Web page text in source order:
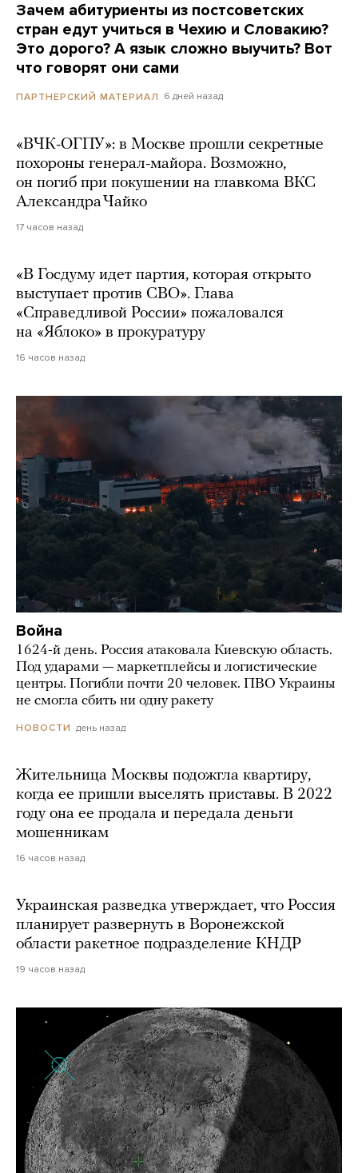
Зачем абитуриенты из постсоветских
стран едут учиться в Чехию и Словакию?
Это дорого? А язык сложно выучить? Вот
что говорят они сами
ПАРТНЕРСКИЙ МАТЕРИАЛ 6 дней назад
«ВЧК-ОГПУ»: в Москве прошли секретные
похороны генерал-майора. Возможно,
он погиб при покушении на главкома ВКС
Александра Чайко
17 часов назад
«В Госдуму идет партия, которая открыто
выступает против СВО». Глава
«Справедливой России» пожаловался
на «Яблоко» в прокуратуру
16 часов назад
Война
1624-й день. Россия атаковала Киевскую область.
Под ударами — маркетплейсы и логистические
центры. Погибли почти 20 человек. ПВО Украины
не смогла сбить ни одну ракету
НОВОСТИ день назад
Жительница Москвы подожгла квартиру,
когда ее пришли выселять приставы. В 2022
году она ее продала и передала деньги
мошенникам
16 часов назад
Украинская разведка утверждает, что Россия
планирует развернуть в Воронежской
области ракетное подразделение КНДР
19 часов назад